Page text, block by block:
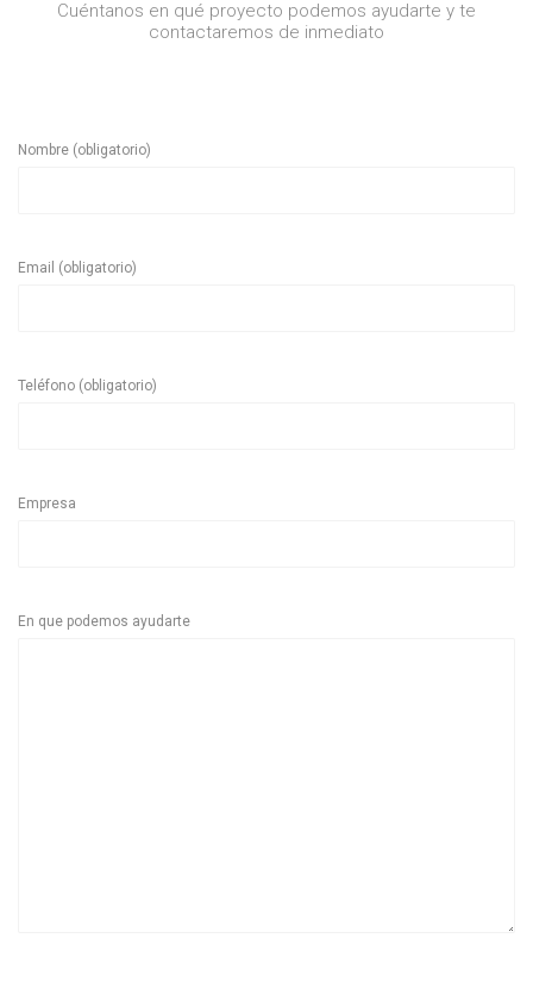
Cuéntanos en qué proyecto podemos ayudarte y te
contactaremos de inmediato
Nombre (obligatorio)
Email (obligatorio)
Teléfono (obligatorio)
Empresa
En que podemos ayudarte